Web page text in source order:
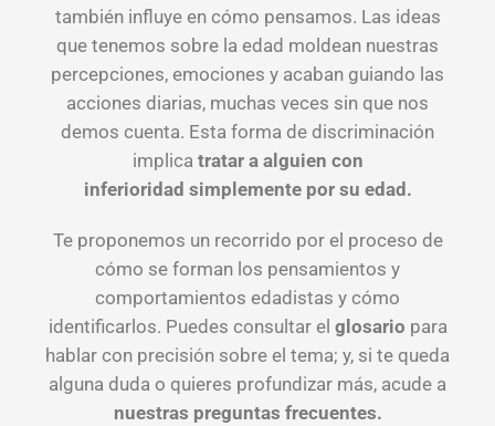
también influye en cómo pensamos. Las ideas
que tenemos sobre la edad moldean nuestras
percepciones, emociones y acaban guiando las
acciones diarias, muchas veces sin que nos
demos cuenta. Esta forma de discriminación
implica tratar a alguien con
inferioridad simplemente por su edad.
Te proponemos un recorrido por el proceso de
cómo se forman los pensamientos y
comportamientos edadistas y cómo
identificarlos. Puedes consultar el glosario para
hablar con precisión sobre el tema; y, si te queda
alguna duda o quieres profundizar más, acude a
nuestras preguntas frecuentes.